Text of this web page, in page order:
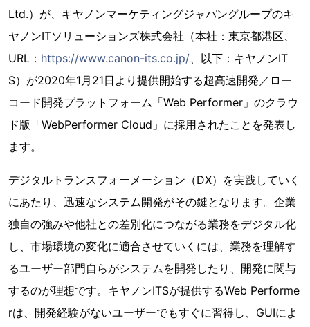
Ltd.）が、キヤノンマーケティングジャパングループのキ
ヤノンITソリューションズ株式会社（本社：東京都港区、
URL： https://www.canon-its.co.jp/、以下：キヤノンIT
S）が2020年1月21日より提供開始する超高速開発／ロー
コード開発プラットフォーム「Web Performer」のクラウ
ド版「WebPerformer Cloud」に採用されたことを発表し
ます。
デジタルトランスフォーメーション（DX）を実践していく
にあたり、迅速なシステム開発がその鍵となります。企業
独自の強みや他社との差別化につながる業務をデジタル化
し、市場環境の変化に適合させていくには、業務を理解す
るユーザー部門自らがシステムを開発したり、開発に関与
するのが理想です。キヤノンITSが提供するWeb Performe
rは、開発経験がないユーザーでもすぐに習得し、GUIによ